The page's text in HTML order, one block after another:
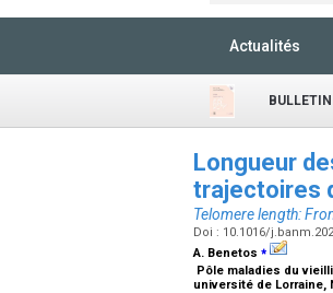
Actualités
Longueur
trajectoires
Telomere length:
Doi : 10.1016/
A. Benetos ⁎
Pôle maladies du
université de Lorraine,